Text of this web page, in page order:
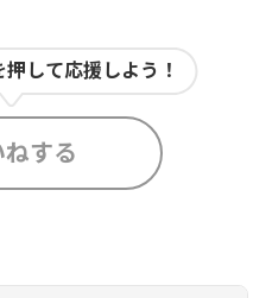
押して応援しよう！
する